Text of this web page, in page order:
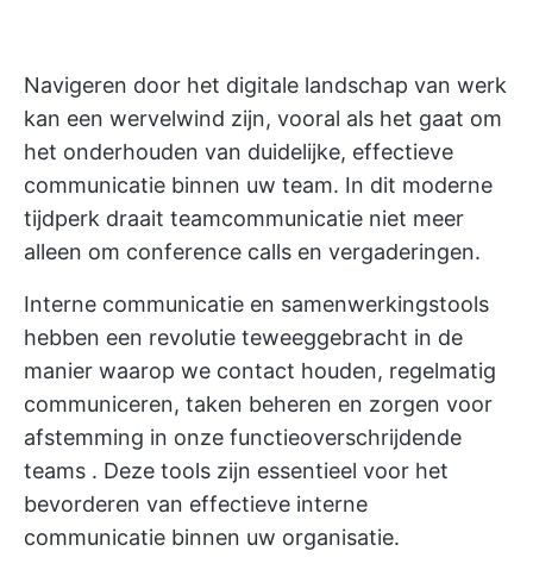
Navigeren door het digitale landschap van werk
kan een wervelwind zijn, vooral als het gaat om
het onderhouden van duidelijke, effectieve
communicatie binnen uw team. In dit moderne
tijdperk draait teamcommunicatie niet meer
alleen om conference calls en vergaderingen.
Interne communicatie en samenwerkingstools
hebben een revolutie teweeggebracht in de
manier waarop we contact houden, regelmatig
communiceren, taken beheren en zorgen voor
afstemming in onze functieoverschrijdende
teams . Deze tools zijn essentieel voor het
bevorderen van effectieve interne
communicatie binnen uw organisatie.